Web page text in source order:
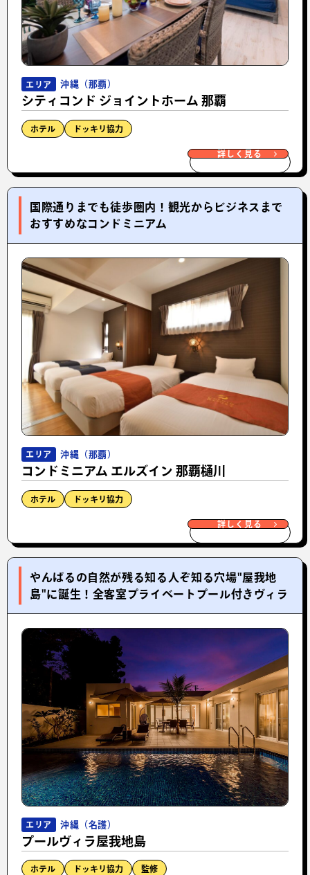
エリア 沖縄（那覇）
シティコンド ジョイントホーム 那覇
ホテル ドッキリ協力
詳しく見る
国際通りまでも徒歩圏内！観光からビジネスまで
おすすめなコンドミニアム
エリア 沖縄（那覇）
コンドミニアム エルズイン 那覇樋川
ホテル ドッキリ協力
詳しく見る
やんばるの自然が残る知る人ぞ知る穴場"屋我地
島"に誕生！全客室プライベートプール付きヴィラ
エリア 沖縄（名護）
プールヴィラ屋我地島
ホテル ドッキリ協力 監修